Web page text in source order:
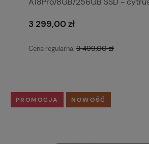
3 299,00 zł
Cena regularna: 3 499,00 zł
PROMOCJA NOWOŚĆ